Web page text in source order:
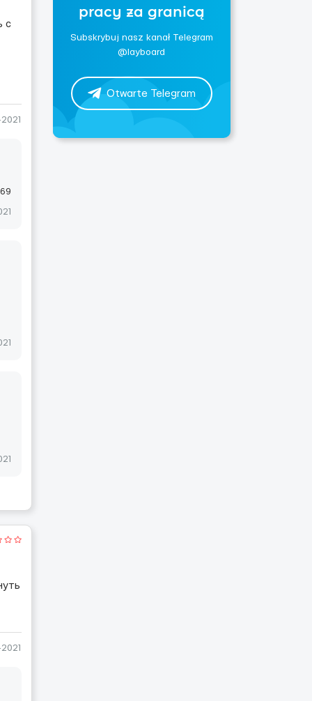
с
pracy za granicą
Subskrybuj nasz kanał Telegram
@layboard
Otwarte Telegram